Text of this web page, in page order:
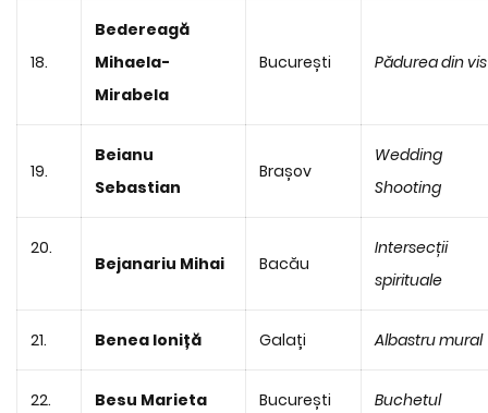
18.
Bedereagă
Mihaela-
Mirabela
București Pădurea din
19.
Beianu
Sebastian
Brașov
Wedding
Shooting
20.
Bejanariu Mihai Bacău
Intersecții
spirituale
21. Benea Ioniță Galați Albastru mural
22. Besu Marieta București Buchetul